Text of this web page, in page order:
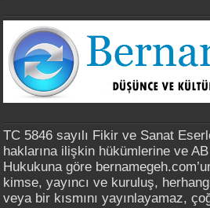
TC 5846 sayılı Fikir ve Sanat
haklarına ilişkin hükümlerine ve
Hukukuna göre
kimse, yayıncı ve kuruluş,
veya bir kısmını yayınlayamaz,